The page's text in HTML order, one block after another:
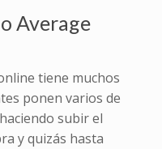
Average
tiene muchos
ponen varios de
subir el
y quizás hasta